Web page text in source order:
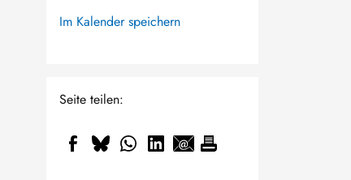
Im Kalender speichern
Seite teilen: